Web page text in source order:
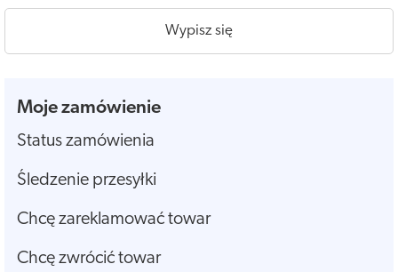
Wypisz się
Moje zamówienie
Status zamówienia
Śledzenie przesyłki
Chcę zareklamować towar
Chcę zwrócić towar